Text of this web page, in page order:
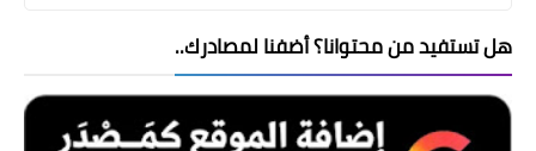
هل تستفيد من محتوانا؟ أضفنا لمصادرك..